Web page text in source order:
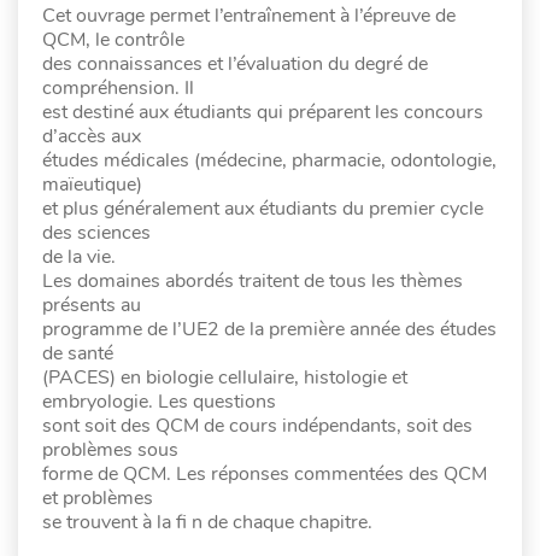
Cet ouvrage permet l’entraînement à l’épreuve de
QCM, le contrôle
des connaissances et l’évaluation du degré de
compréhension. Il
est destiné aux étudiants qui préparent les concours
d’accès aux
études médicales (médecine, pharmacie, odontologie,
maïeutique)
et plus généralement aux étudiants du premier cycle
des sciences
de la vie.
Les domaines abordés traitent de tous les thèmes
présents au
programme de l’UE2 de la première année des études
de santé
(PACES) en biologie cellulaire, histologie et
embryologie. Les questions
sont soit des QCM de cours indépendants, soit des
problèmes sous
forme de QCM. Les réponses commentées des QCM
et problèmes
se trouvent à la fi n de chaque chapitre.